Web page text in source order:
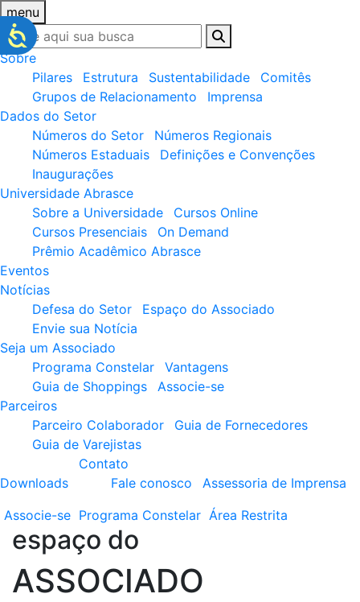
menu
Sobre
Pilares
Estrutura Sustentabilidade
Comitês
Grupos de Relacionamento
Imprensa
Dados do Setor
Números do Setor
Números Regionais
Números Estaduais
Definições e Convenções
Inaugurações
Universidade Abrasce
Sobre a Universidade
Cursos Online
Cursos Presenciais
On Demand
Prêmio Acadêmico Abrasce
Eventos
Notícias
Defesa do Setor
Espaço do Associado
Envie sua Notícia
Seja um Associado
Programa Constelar
Vantagens
Guia de Shoppings
Associe-se
Parceiros
Parceiro Colaborador
Guia de Fornecedores
Guia de Varejistas
Downloads
Contato
Fale conosco
Assessoria de Imprensa
Associe-se Programa Constelar Área Restrita
espaço do
ASSOCIADO